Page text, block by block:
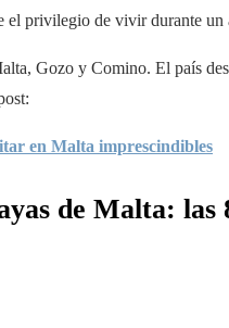
el privilegio de vivir durante un
Gozo y Comino. El país
en Malta imprescindibles
de Malta: las